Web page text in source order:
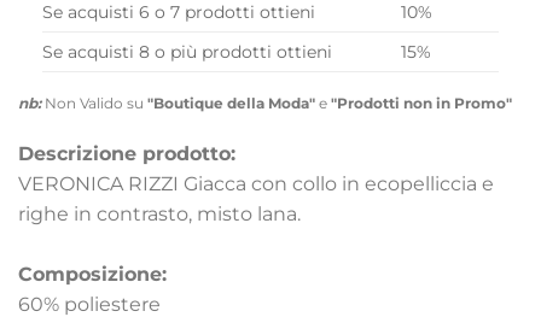
Se acquisti 6 o 7 prodotti ottieni
10%
Se acquisti 8 o più prodotti ottieni
15%
nb:Non Valido su "Boutique della Moda" e "Prodotti non in Promo"
Descrizione prodotto:
VERONICA RIZZI Giacca con collo in ecopelliccia e
righe in contrasto, misto lana.
Composizione:
60% poliestere